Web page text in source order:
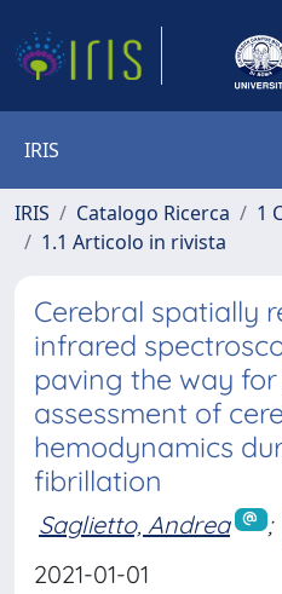
IRIS
IRIS Catalogo Ricerca
1
1.1 Articolo in rivista
Cerebral spatially
infrared
paving the way
assessment of
hemodynamics
fibrillation
Saglietto, Andrea
;
2021-01-01